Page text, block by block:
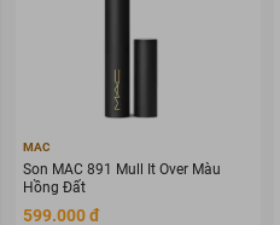
MAC
Son MAC 891 Mull It Over Màu
Hồng Đất
599.000 đ